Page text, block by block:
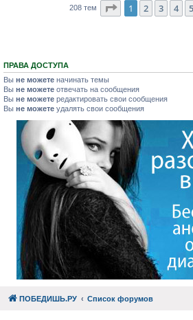
208 тем Страница из
1 2 3 4 5
ПРАВА ДОСТУПА
Вы не можете начинать темы
Вы не можете отвечать на сообщения
Вы не можете редактировать свои сообщения
Вы не можете удалять свои сообщения
ПОБЕДИШЬ.РУ Список форумов